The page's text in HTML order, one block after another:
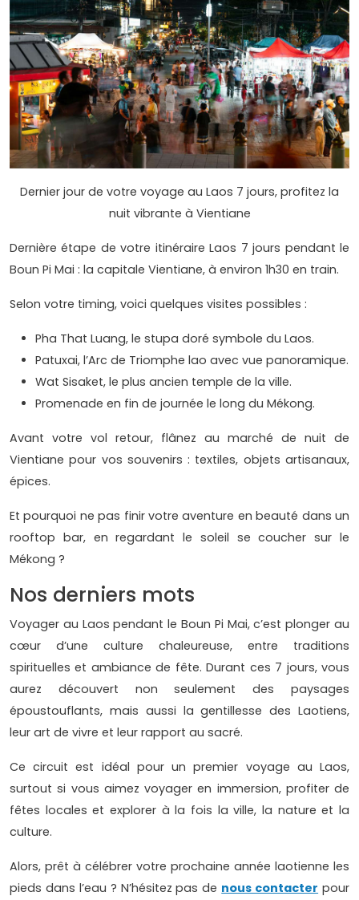
Dernier jour de votre voyage au Laos 7 jours, profitez la
nuit vibrante à Vientiane
Dernière étape de votre itinéraire Laos 7 jours pendant le
Boun Pi Mai : la capitale Vientiane, à environ 1h30 en train.
Selon votre timing, voici quelques visites possibles :
Pha That Luang, le stupa doré symbole du Laos.
Patuxai, l’Arc de Triomphe lao avec vue panoramique.
Wat Sisaket, le plus ancien temple de la ville.
Promenade en fin de journée le long du Mékong.
Avant votre vol retour, flânez au marché de nuit de
Vientiane pour vos souvenirs : textiles, objets artisanaux,
épices.
Et pourquoi ne pas finir votre aventure en beauté dans un
rooftop bar, en regardant le soleil se coucher sur le
Mékong ?
Nos derniers mots
Voyager au Laos pendant le Boun Pi Mai, c’est plonger au
cœur d’une culture chaleureuse, entre traditions
spirituelles et ambiance de fête. Durant ces 7 jours, vous
aurez découvert non seulement des paysages
époustouflants, mais aussi la gentillesse des Laotiens,
leur art de vivre et leur rapport au sacré.
Ce circuit est idéal pour un premier voyage au Laos,
surtout si vous aimez voyager en immersion, profiter de
fêtes locales et explorer à la fois la ville, la nature et la
culture.
Alors, prêt à célébrer votre prochaine année laotienne les
pieds dans l’eau ? N’hésitez pas de nous contacter pour